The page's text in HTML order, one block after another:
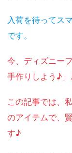
入荷を待ってス
です。
今、ディズニー
手作りしよう♪
この記事では、
のアイテムで、
す♪